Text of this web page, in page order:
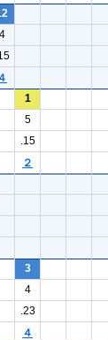
4
1
5
.15
２
3
4
.23
４